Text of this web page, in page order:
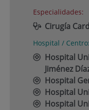
Especialidades:
Cirugía
Hospital / Centro:
Hospital
Jiménez
Hospital
Hospital
Hospital